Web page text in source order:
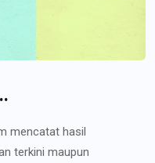
mencatat hasil
terkini maupun